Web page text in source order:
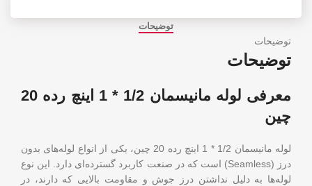
توضیحات
توضیحات
توضیحات
معرفی لوله مانیسمان 1/2 * 1 اینچ رده 20
چین
لوله مانیسمان 1/2 * 1 اینچ رده 20 چین، یکی از انواع لوله‌های بدون
درز (Seamless) است که در صنعت کاربرد گسترده‌ای دارد. این نوع
لوله‌ها به دلیل نداشتن درز جوش و مقاومت بالایی که دارند، در